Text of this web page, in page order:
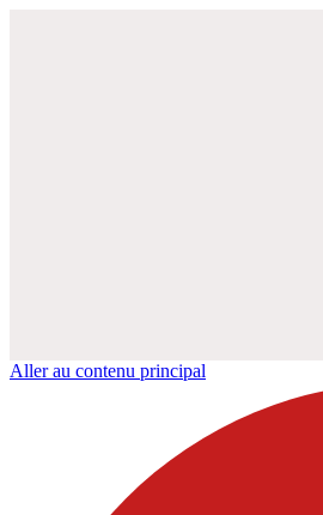
Aller au contenu principal